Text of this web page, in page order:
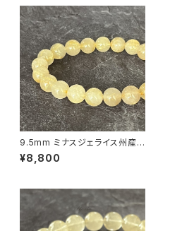
9.5mm ミナスジェライス州産
ゴールデン ルチルクォーツ ブレ
スレット【鑑別済み・画像現物・R
¥8,800